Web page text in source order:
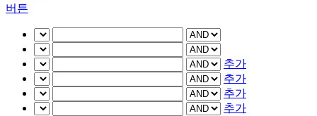
버튼
추가
추가
추가
추가